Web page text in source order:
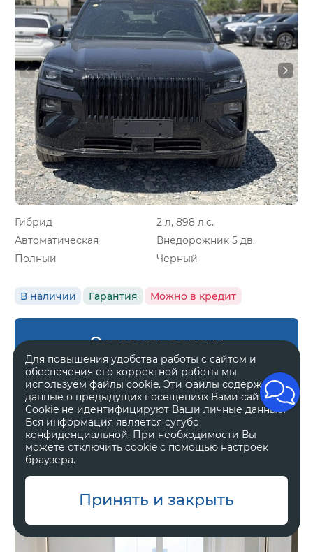
Гибрид
2 л, 898 л.с.
Автоматическая
Внедорожник 5 дв.
Полный
Черный
В наличии Гарантия Можно в кредит
Оставить заявку
Zeekr 8X
Ultra
11 800 000 ₽
Для повышения удобства работы с сайтом и
обеспечения его корректной работы мы
используем файлы cookie. Эти файлы содержат
данные о предыдущих посещениях Вами сайта.
Cookie не идентифицируют Ваши личные данные.
Вся информация является сугубо
конфиденциальной. При необходимости Вы
можете отключить cookie с помощью настроек
браузера.
Принять и закрыть